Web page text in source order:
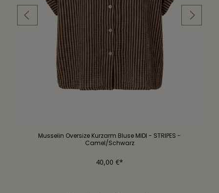
Musselin Oversize Kurzarm Bluse MIDI - STRIPES -
Camel/Schwarz
40,00 €*